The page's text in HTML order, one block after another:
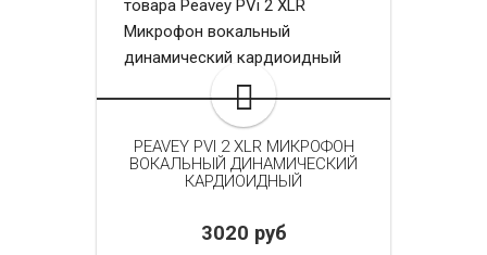
PEAVEY PVI 2 XLR МИКРОФОН
ВОКАЛЬНЫЙ ДИНАМИЧЕСКИЙ
КАРДИОИДНЫЙ
3020 руб